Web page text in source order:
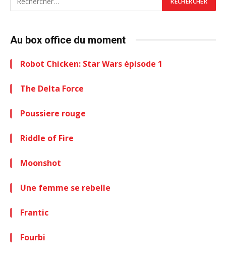
Au box office du moment
Robot Chicken: Star Wars épisode 1
The Delta Force
Poussiere rouge
Riddle of Fire
Moonshot
Une femme se rebelle
Frantic
Fourbi